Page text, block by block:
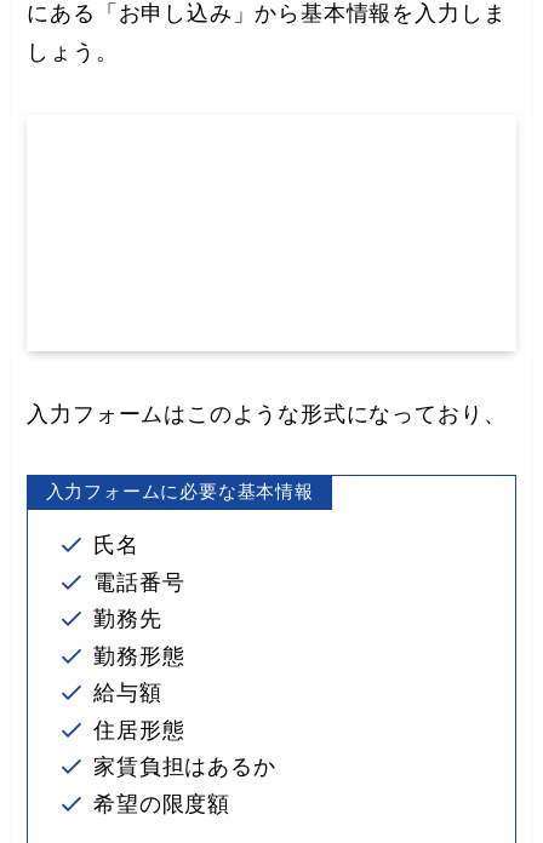
にある「お申し込み」から基本情報を入力しま
しょう。
入力フォームはこのような形式になっており、
入力フォームに必要な基本情報
氏名
電話番号
勤務先
勤務形態
給与額
住居形態
家賃負担はあるか
希望の限度額